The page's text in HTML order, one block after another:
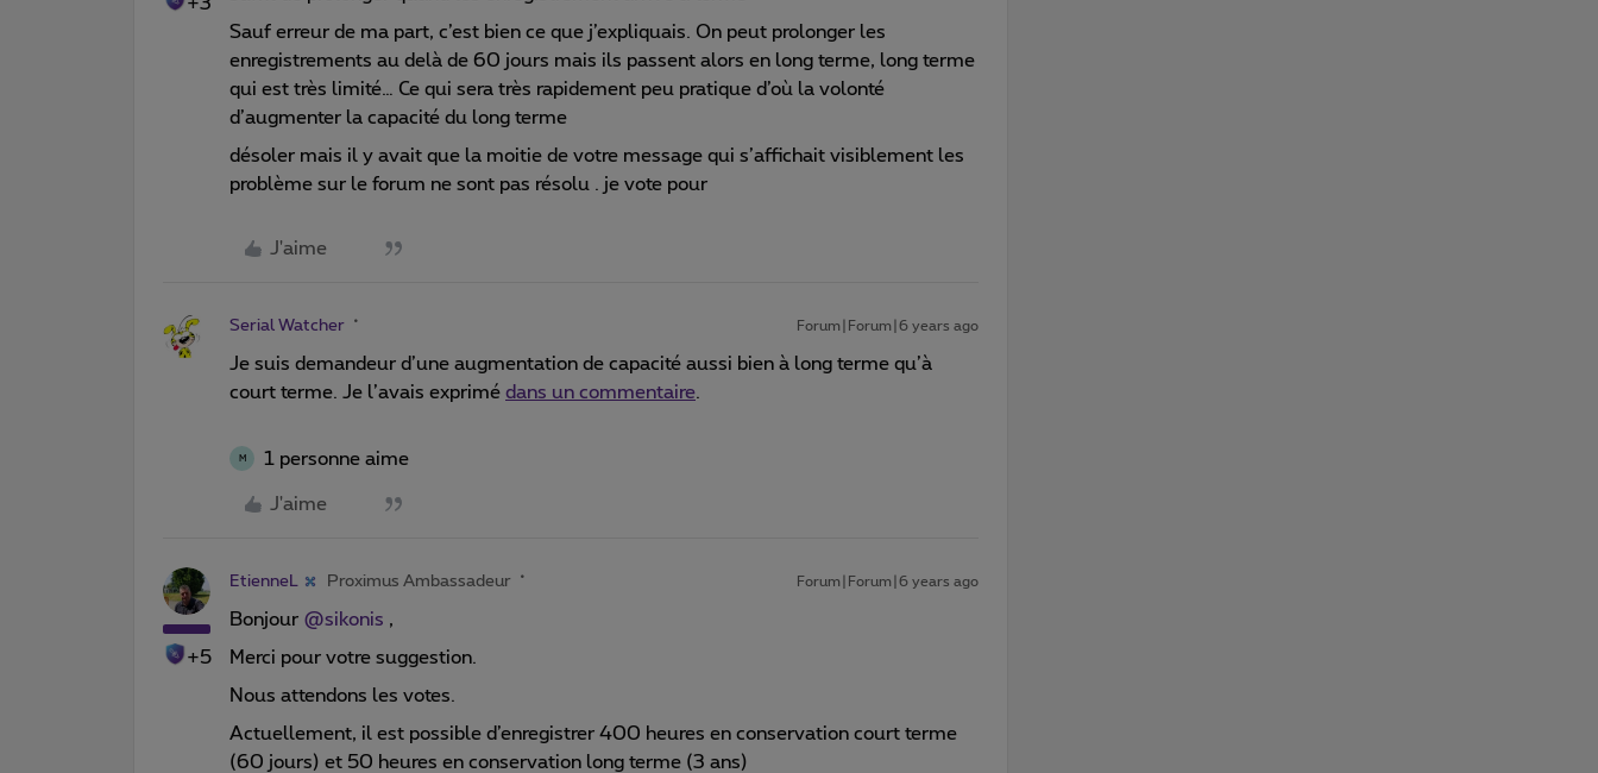
Sauf erreur de ma part, c’est bien ce que j’expliquais. On peut prolonger les
enregistrements au delà de 60 jours mais ils passent alors en long terme, long terme
qui est très limité… Ce qui sera très rapidement peu pratique d’où la volonté
d’augmenter la capacité du long terme
désoler mais il y avait que la moitie de votre message qui s’affichait visiblement les
problème sur le forum ne sont pas résolu . je vote pour
J'aime
Serial Watcher Forum|Forum|6 years ago
Je suis demandeur d’une augmentation de capacité aussi bien à long terme qu’à
court terme. Je l’avais exprimé dans un commentaire
M 1 personne aime
J'aime
+5
EtienneL Proximus Ambassadeur Forum|Forum|6 years ago
Bonjour @sikonis ,
Merci pour votre suggestion.
Nous attendons les votes.
Actuellement, il est possible d’enregistrer 400 heures en conservation court terme
(60 jours) et 50 heures en conservation long terme (3 ans)